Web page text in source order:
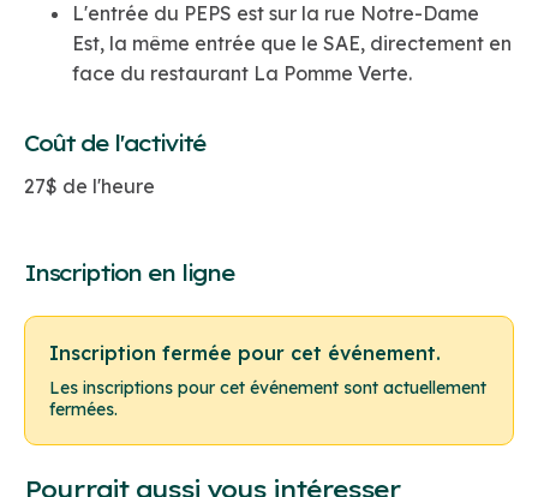
L'entrée du PEPS est sur la rue Notre-Dame
Est, la même entrée que le SAE, directement en
face du restaurant La Pomme Verte.
Coût de l'activité
27$ de l'heure
Inscription en ligne
Inscription fermée pour cet événement.
Les inscriptions pour cet événement sont actuellement
fermées.
Pourrait aussi vous intéresser